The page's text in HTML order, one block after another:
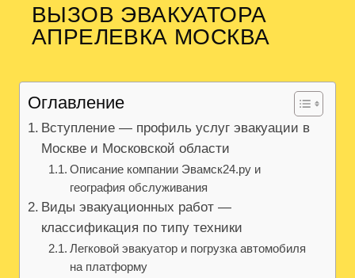
ВЫЗОВ ЭВАКУАТОРА
АПРЕЛЕВКА МОСКВА
Оглавление
Вступление — профиль услуг эвакуации в
Москве и Московской области
Описание компании Эвамск24.ру и
география обслуживания
Виды эвакуационных работ —
классификация по типу техники
Легковой эвакуатор и погрузка автомобиля
на платформу